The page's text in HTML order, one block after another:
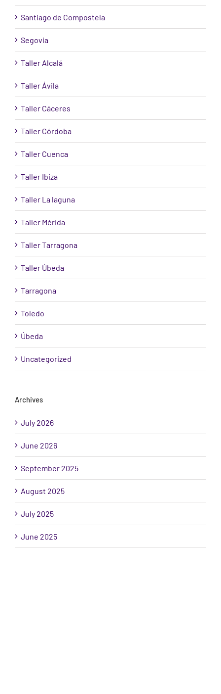
Santiago de Compostela
Segovia
Taller Alcalá
Taller Ávila
Taller Cáceres
Taller Córdoba
Taller Cuenca
Taller Ibiza
Taller La laguna
Taller Mérida
Taller Tarragona
Taller Úbeda
Tarragona
Toledo
Úbeda
Uncategorized
Archives
July 2026
June 2026
September 2025
August 2025
July 2025
June 2025